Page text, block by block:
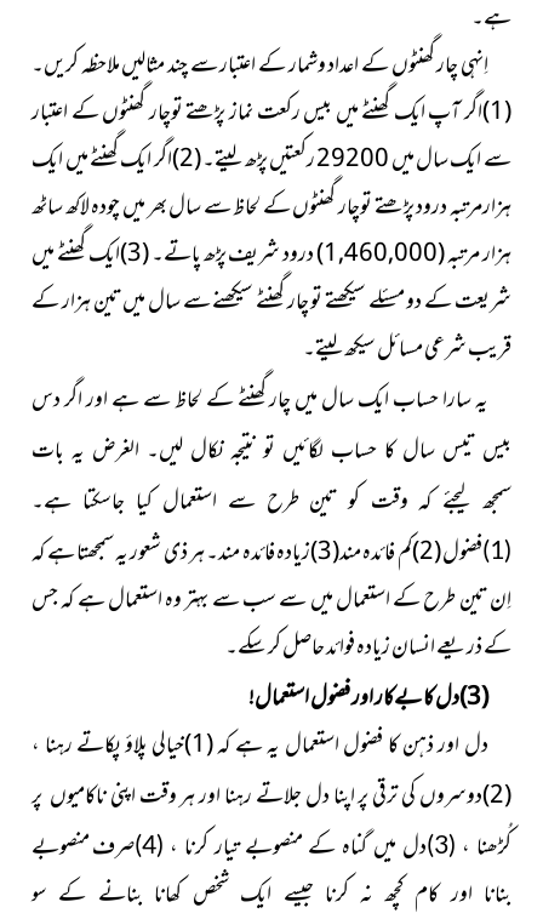
ہے۔
اِنہی چار گھنٹوں کے اعداد وشمار کے اعتبار سے چند مثالیں ملاحظہ کریں۔
(1)اگر آپ ایک گھنٹے میں بیس رکعت نماز پڑھتے توچار گھنٹوں کے اعتبار
سے ایک سال میں 29200 رکعتیں پڑھ لیتے۔ (2)اگر ایک گھنٹے میں ایک
ہزارمرتبہ درود پڑھتے توچار گھنٹوں کے لحاظ سے سال بھر میں چودہ لاکھ ساٹھ
ہزار مرتبہ(1,460,000)
درود شریف پڑھ پاتے۔ (3)ایک گھنٹے میں
شریعت کے دو مسئلے سیکھتے تو چار گھنٹے سیکھنے سے سال میں تین ہزار کے
قریب شرعی مسائل سیکھ لیتے۔
یہ سارا حساب ایک سال میں چار گھنٹے کے لحاظ سے ہے اور اگردس
بیس تیس سال کا حساب لگائیں تو نتیجہ نکال لیں۔ الغرض یہ بات
سمجھ لیجئے کہ وقت کو تین طرح سے استعمال کیا جاسکتا ہے۔
(1)فضول
(2)کم فائدہ مند(3)زیادہ فائدہ مند۔ ہر ذی شعور یہ سمجھتا ہے کہ
اِن تین طرح کے استعمال میں سے سب سے بہتر وہ استعمال ہے کہ جس
کے ذریعے انسان زیادہ فوائد حاصل کر سکے۔
(3)دل کا بےکار اور فضول استعمال!
دل اور ذہن کا فضول استعمال یہ ہے کہ (1)خیالی پلاؤ پکاتے رہنا ،
(2)دوسروں کی ترقی پر اپنا دل جلاتے رہنا اور ہر وقت اپنی
ناکامیوں پر
کُڑھنا ، (3)دل میں گناہ کے منصوبے تیار کرنا ، (4)صرف
منصوبے
بنانا اور کام کچھ نہ کرنا جیسے ایک شخص کھانا بنان ے کے سو